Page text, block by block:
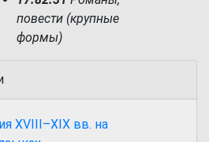
повести (крупные
формы)
XVIII–XIX вв. на